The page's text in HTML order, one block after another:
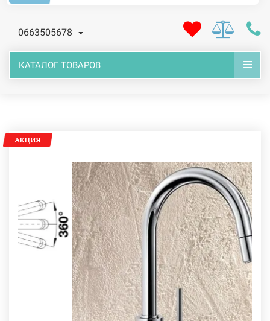
0663505678
КАТАЛОГ ТОВАРОВ